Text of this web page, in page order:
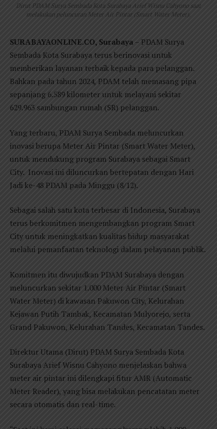
Dirut PDAM Surya Sembada Kota Surabaya Arief Wisnu Cahyono saat
melakukan peluncuran Meter Air Pintar (Smart Water Meter).
SURABAYAONLINE.CO, Surabaya– PDAM Surya
Sembada Kota Surabaya terus berinovasi untuk
memberikan layanan terbaik kepada para pelanggan.
Bahkan pada tahun 2024, PDAM telah memasang pipa
sepanjang 6.589 kilometer untuk melayani sekitar
629.963 sambungan rumah (SR) pelanggan.
Yang terbaru, PDAM Surya Sembada meluncurkan
inovasi berupa Meter Air Pintar (Smart Water Meter),
untuk mendukung program Surabaya sebagai Smart
City. Inovasi ini diluncurkan bertepatan dengan Hari
Jadi ke-48 PDAM pada Minggu (8/12).
Sebagai salah satu kota terbesar di Indonesia, Surabaya
terus berkomitmen mengembangkan program Smart
City untuk meningkatkan kualitas hidup masyarakat
melalui pemanfaatan teknologi dalam pelayanan publik.
Komitmen itu diwujudkan PDAM Surabaya dengan
meluncurkan sekitar 1.000 Meter Air Pintar (Smart
Water Meter) di kawasan Pakuwon City, Kelurahan
Kejawan Putih Tambak, Kecamatan Mulyorejo, serta
Grand Pakuwon, Kelurahan Tandes, Kecamatan Tandes.
Direktur Utama (Dirut) PDAM Surya Sembada Kota
Surabaya Arief Wisnu Cahyono menjelaskan bahwa
meter air pintar ini dilengkapi fitur AMR (Automatic
Meter Reader), yang bisa melakukan pencatatan meter
secara otomatis dan real-time.